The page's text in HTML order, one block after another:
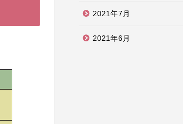
2021年7月
2021年6月